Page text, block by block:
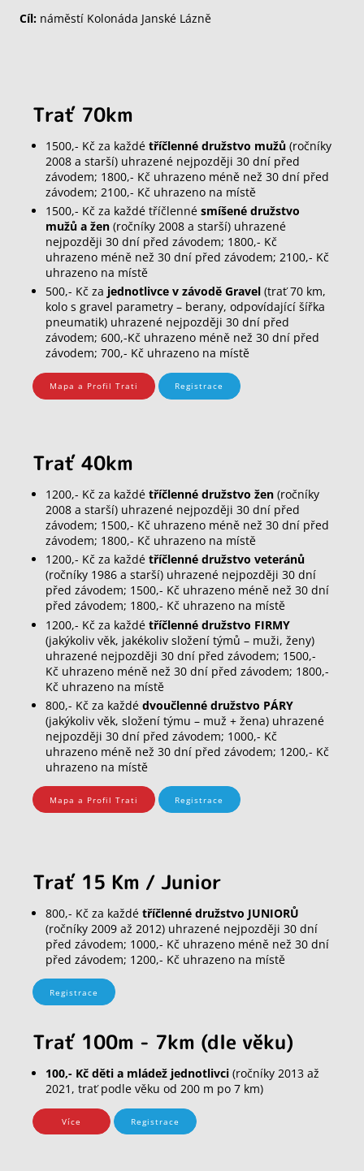
Cíl: náměstí Kolonáda Janské Lázně
Trať 70km
1500,- Kč za každé tříčlenné družstvo mužů (ročníky
2008 a starší) uhrazené nejpozději 30 dní před
závodem; 1800,- Kč uhrazeno méně než 30 dní před
závodem; 2100,- Kč uhrazeno na místě
1500,- Kč za každé tříčlenné smíšené družstvo
mužů a žen (ročníky 2008 a starší) uhrazené
nejpozději 30 dní před závodem; 1800,- Kč
uhrazeno méně než 30 dní před závodem; 2100,- Kč
uhrazeno na místě
500,- Kč za jednotlivce v závodě Gravel (trať 70 km,
kolo s gravel parametry – berany, odpovídající šířka
pneumatik) uhrazené nejpozději 30 dní před
závodem; 600,-Kč uhrazeno méně než 30 dní před
závodem; 700,- Kč uhrazeno na místě
Mapa a Profil Trati Registrace
Trať 40km
1200,- Kč za každé tříčlenné družstvo žen (ročníky
2008 a starší) uhrazené nejpozději 30 dní před
závodem; 1500,- Kč uhrazeno méně než 30 dní před
závodem; 1800,- Kč uhrazeno na místě
1200,- Kč za každé tříčlenné družstvo veteránů
(ročníky 1986 a starší) uhrazené nejpozději 30 dní
před závodem; 1500,- Kč uhrazeno méně než 30 dní
před závodem; 1800,- Kč uhrazeno na místě
1200,- Kč za každé tříčlenné družstvo FIRMY
(jakýkoliv věk, jakékoliv složení týmů – muži, ženy)
uhrazené nejpozději 30 dní před závodem; 1500,-
Kč uhrazeno méně než 30 dní před závodem; 1800,-
Kč uhrazeno na místě
800,- Kč za každé dvoučlenné družstvo PÁRY
(jakýkoliv věk, složení týmu – muž + žena) uhrazené
nejpozději 30 dní před závodem; 1000,- Kč
uhrazeno méně než 30 dní před závodem; 1200,- Kč
uhrazeno na místě
Mapa a Profil Trati Registrace
Trať 15 Km / Junior
800,- Kč za každé tříčlenné družstvo JUNIORŮ
(ročníky 2009 až 2012) uhrazené nejpozději 30 dní
před závodem; 1000,- Kč uhrazeno méně než 30 dní
před závodem; 1200,- Kč uhrazeno na místě
Registrace
Trať 100m - 7km (dle věku)
100,- Kč děti a mládež jednotlivci (ročníky 2013 až
2021, trať podle věku od 200 m po 7 km)
Více Registrace